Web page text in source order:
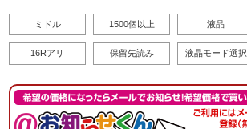
ミドル 1500個以上 液晶
16Rアリ 保留先読み 液晶モード選択